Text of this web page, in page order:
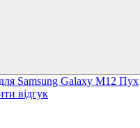
Samsung Galaxy M12 Пух
відгук